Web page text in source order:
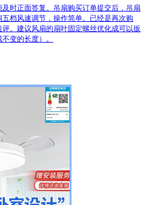
时正面答复。吊扇购买订单提交后，吊扇
档风速调节，操作简单。已经是再次购
。建议风扇的扇叶固定螺丝优化成可以扳
变的长度）。